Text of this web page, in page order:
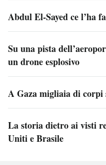
Abdul El-Sayed ce l’ha
Su una pista
un drone esplosivo
A Gaza migliaia di corpi
La storia dietro ai visti
Uniti e Brasile